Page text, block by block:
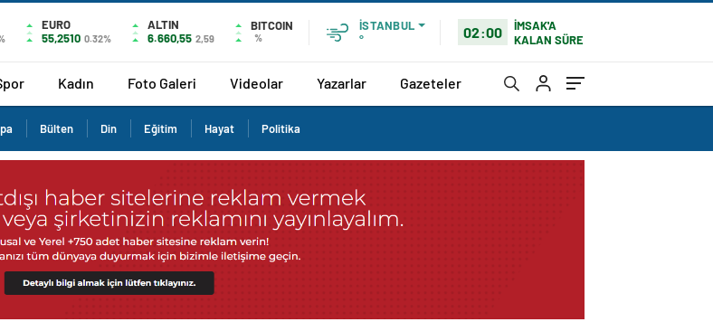
EURO
55,2510 0.32%
ALTIN
6.660,55 2,59
BITCOIN
%
İSTANBUL
°
02:00
İMSAK'A
KALAN SÜRE
Kadın Foto Galeri Videolar Yazarlar Gazeteler
Bülten Din Eğitim Hayat Politika